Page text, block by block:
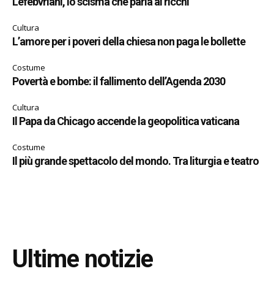
Cultura
L’amore per i poveri della chiesa non paga le bollette
Costume
Povertà e bombe: il fallimento dell’Agenda 2030
Cultura
Il Papa da Chicago accende la geopolitica vaticana
Costume
Il più grande spettacolo del mondo. Tra liturgia e teatro
Ultime notizie